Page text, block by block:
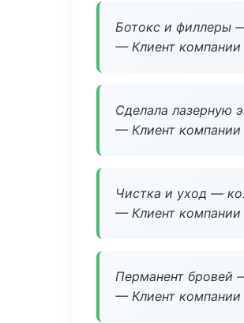
Ботокс и филлеры
— Клиент компании
Сделала лазерную
— Клиент компании
Чистка и уход —
— Клиент компании
Перманент бровей
— Клиент компании